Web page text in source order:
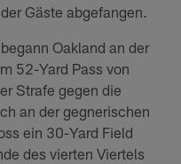
Gäste abgefangen.
Oakland an der
52-Yard Pass von
Strafe gegen die
an der gegnerischen
ein 30-Yard Field
des vierten Viertels